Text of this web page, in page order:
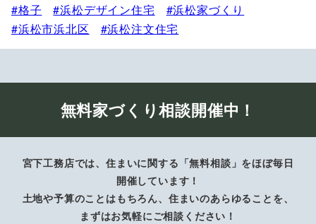
格子
浜松デザイン住宅
浜松家づくり
浜松市浜北区
浜松注文住宅
無料家づくり相談開催中！
宮下工務店では、住まいに関する「無料相談」をほぼ毎日
開催しています！
土地や予算のことはもちろん、住まいのあらゆることを、
まずはお気軽にご相談ください！